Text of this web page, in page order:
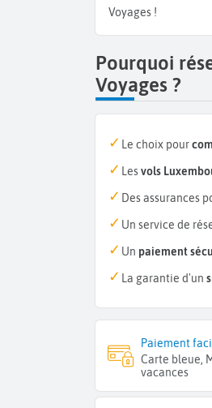
Voyages !
Pourquoi
Voyages ?
Le choix pour
Lesvols
Des assurances
Un service de
Un paiement
La garantie d'un
Paiement
Carte bleue,
vacances